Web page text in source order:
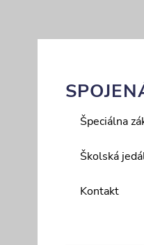
content
Primary
Špeciálna
Školská
Kontakt